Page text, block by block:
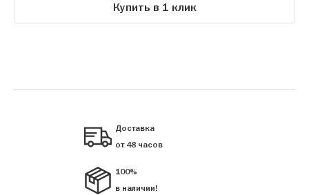
Купить в 1 клик
Доставка
от 48 часов
100%
в наличии!